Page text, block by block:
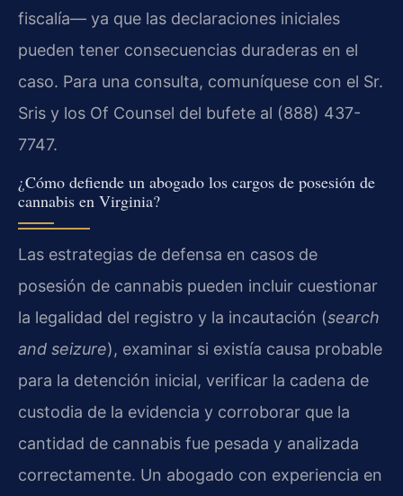
fiscalía— ya que las declaraciones iniciales
pueden tener consecuencias duraderas en el
caso. Para una consulta, comuníquese con el Sr.
Sris y los Of Counsel del bufete al (888) 437-
7747.
¿Cómo defiende un abogado los cargos de posesión de
cannabis en Virginia?
Las estrategias de defensa en casos de
posesión de cannabis pueden incluir cuestionar
la legalidad del registro y la incautación (search
and seizure), examinar si existía causa probable
para la detención inicial, verificar la cadena de
custodia de la evidencia y corroborar que la
cantidad de cannabis fue pesada y analizada
correctamente. Un abogado con experiencia en